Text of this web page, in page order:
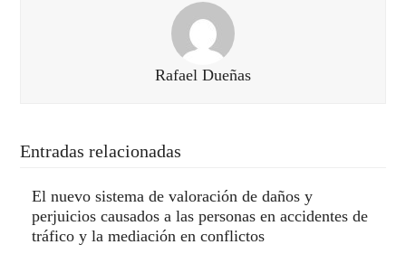
Rafael Dueñas
Entradas relacionadas
El nuevo sistema de valoración de daños y
perjuicios causados a las personas en accidentes de
tráfico y la mediación en conflictos